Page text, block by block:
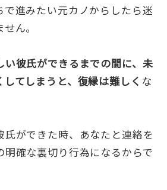
で進みたい元カノからしたら迷
ん。
い彼氏ができるまでの間に、未
てしまうと、復縁は難しく な
氏ができた時、あなたと連絡を
確な裏切り行為になるからで